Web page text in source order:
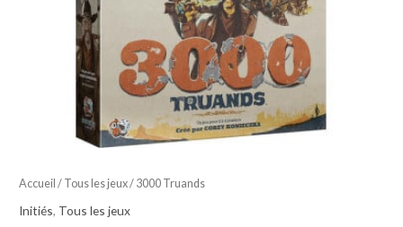
Accueil / Tous les jeux/ 3000 Truands
Initiés, Tous les jeux